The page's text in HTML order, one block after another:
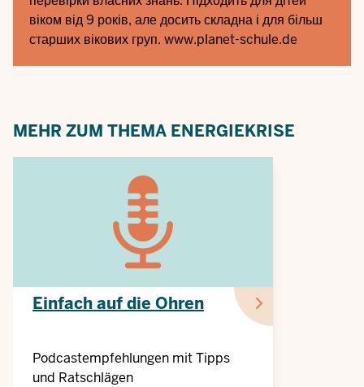
віком від 9 років, але досить складна і для більш
старших вікових груп. www.planet-schule.de
MEHR ZUM THEMA ENERGIEKRISE
Einfach auf die Ohren
Podcastempfehlungen mit Tipps
und Ratschlägen